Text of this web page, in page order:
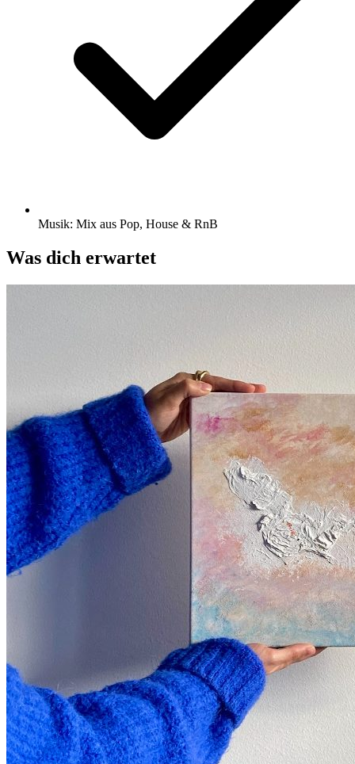
Musik: Mix aus Pop, House & RnB
Was dich erwartet